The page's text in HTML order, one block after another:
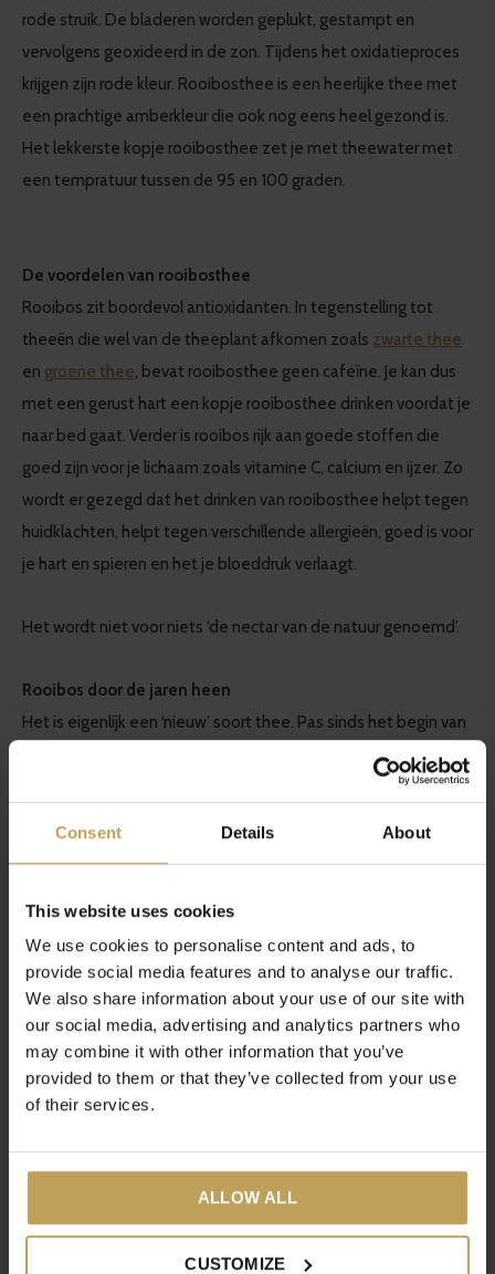
Consent Details About
This website uses cookies
We use cookies to personalise content and ads, to
provide social media features and to analyse our traffic.
We also share information about your use of our site with
our social media, advertising and analytics partners who
may combine it with other information that you’ve
provided to them or that they’ve collected from your use
of their services.
ALLOW ALL
CUSTOMIZE
rode struik. De bladeren worden geplukt, gestampt en
vervolgens geoxideerd in de zon. Tijdens het oxidatieproces
krijgen zijn rode kleur. Rooibosthee is een heerlijke thee met
een prachtige amberkleur die ook nog eens heel gezond is.
Het lekkerste kopje rooibosthee zet je met theewater met
een tempratuur tussen de 95 en 100 graden.
De voordelen van rooibosthee
Rooibos zit boordevol antioxidanten. In tegenstelling tot
theeën die wel van de theeplant afkomen zoals zwarte thee
en groene thee, bevat rooibosthee geen cafeïne. Je kan dus
met een gerust hart een kopje rooibosthee drinken voordat je
naar bed gaat. Verder is rooibos rijk aan goede stoffen die
goed zijn voor je lichaam zoals vitamine C, calcium en ijzer. Zo
wordt er gezegd dat het drinken van rooibosthee helpt tegen
huidklachten, helpt tegen verschillende allergieën, goed is voor
je hart en spieren en het je bloeddruk verlaagt.
Het wordt niet voor niets ‘de nectar van de natuur genoemd’.
Rooibos door de jaren heen
Het is eigenlijk een ‘nieuw’ soort thee. Pas sinds het begin van
eeuw kennen we hier rooibos. Maar het wordt al
jarenlang gedronken door de oorspronkelijke bewoners van
het gebied rond Kaap in Zuid-Afrika, de KhoiSan. Sinds enkele
de ‘hoeders van rooibos’ genoemd.
Sinds kort heeft rooibos een beschermde
oorsprongsbenaming in de Europese Unie. Dit betekent dat
rooibos dat geproduceerd is in Zuid-Afrika alleen zo genoemd
mag worden in de EU.
hier alle onze rooibos theeblends.